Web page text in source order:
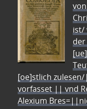
ist/
[oe]stlich
vorfasset || vnd
Alexium